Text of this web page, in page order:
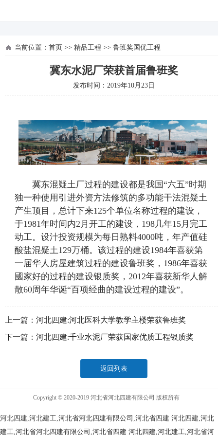
当前位置： 首页 >> 精品工程 >> 鲁班奖国优工程
冀东水泥厂荣获首届鲁班奖
发布时间：2019年10月23日
冀东混疑土厂过程的建设都是我国“六五”时期
独一种使用引进外资方法修筑的多功能干法混疑土
产生顶目，总计下来125个单位名称过程的建设，
于1981年时间内2月开工的建设，198几年15月完工
动工。设汁投资规模为每日熟料4000吨，年产值硅
酸盐混疑土129万桶。该过程的建设1984年喜获第
一届华人房屋建筑过程的建设鲁班奖，1986年喜获
國家好的过程的建设银质奖，2012年喜获新华人解
散60周年华诞“百项经曲的建设过程的建设”。
上一篇： 河北四建:河北医科大学教学主楼荣获鲁班奖
下一篇： 河北四建:千业水泥厂荣获国家优质工程银质奖
返回列表
Copyright © 2020-2019 河北省河北四建有限公司 版权所有
河北四建,河北建工,河北省河北四建有限公司,河北省四建 河北四建,河北
建工,河北省河北四建有限公司,河北省四建 河北四建,河北建工,河北省河